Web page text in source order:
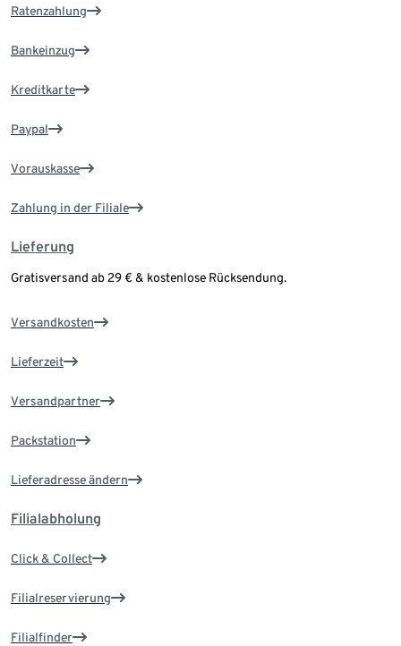
Ratenzahlung
Bankeinzug
Kreditkarte
Paypal
Vorauskasse
Zahlung in der Filiale
Lieferung
Gratisversand ab 29 € & kostenlose Rücksendung.
Versandkosten
Lieferzeit
Versandpartner
Packstation
Lieferadresse ändern
Filialabholung
Click & Collect
Filialreservierung
Filialfinder